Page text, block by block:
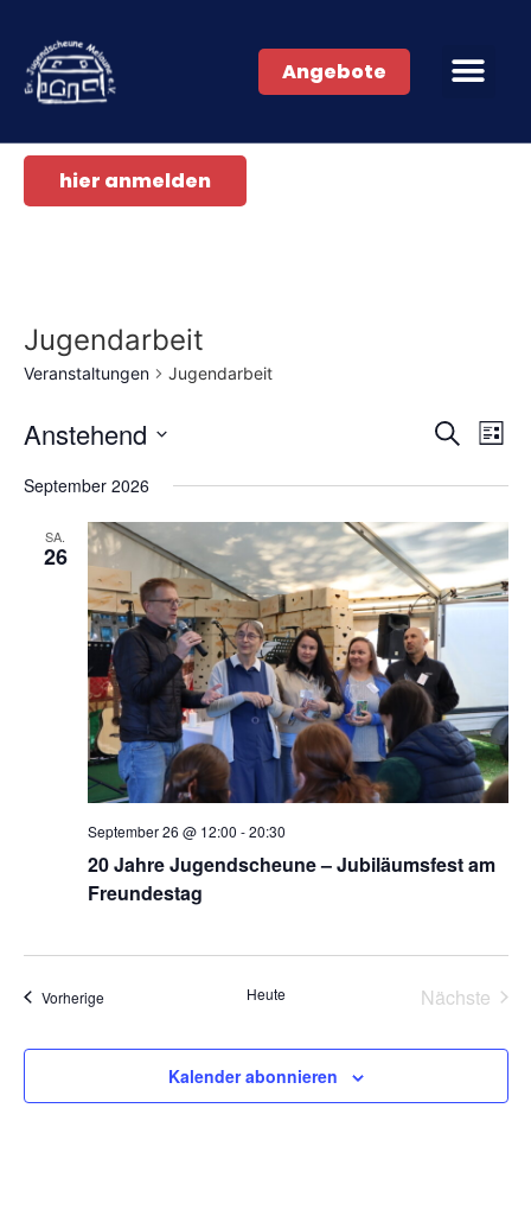
Angebote
hier anmelden
Jugendarbeit
Veranstaltungen Jugendarbeit
und
SucheListe
Anstehend
wählen.
September 2026
SA.
26
September 26 @ 12:00 -20:30
20 Jahre Jugendscheune – Jubiläumsfest am
Freundestag
VorherigeVeranstaltungen Heute Nächste
Kalender abonnieren